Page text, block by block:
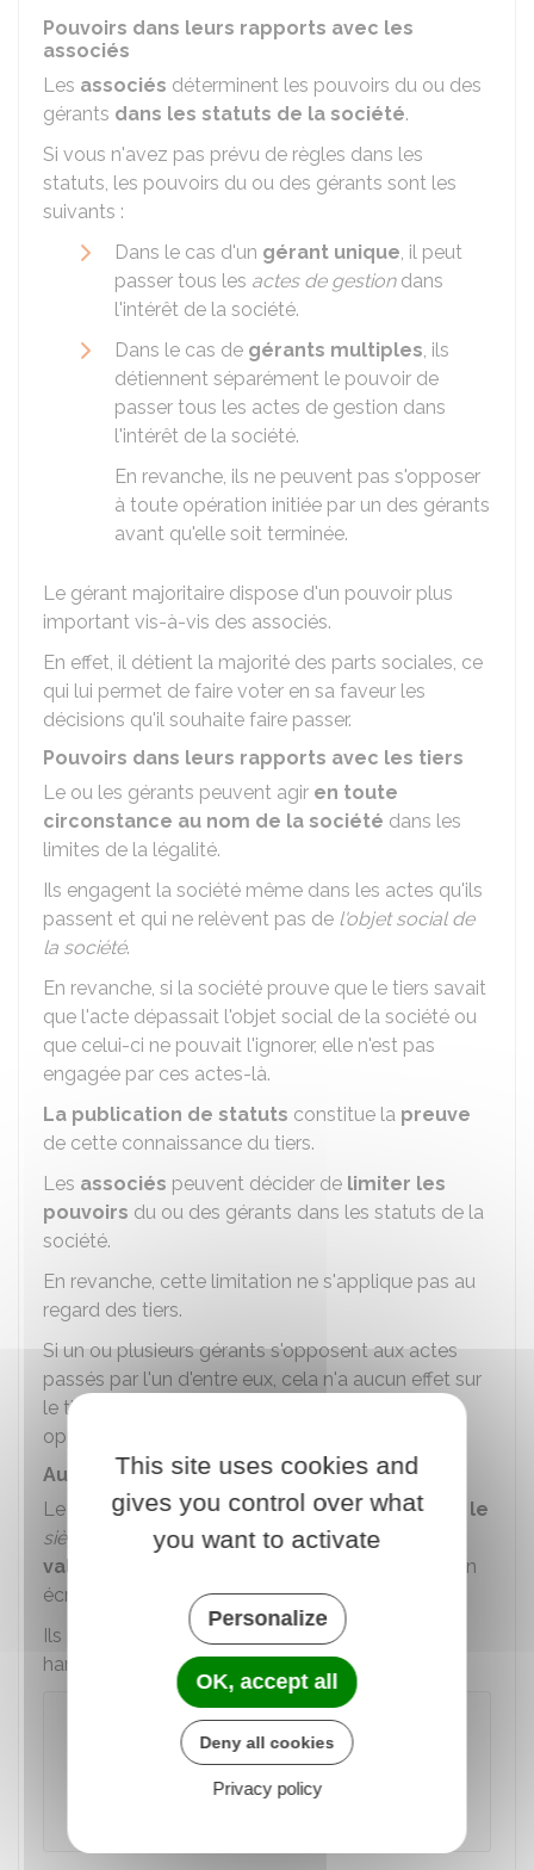
Pouvoirs dans leurs rapports avec les
associés
Les associés déterminent les pouvoirs du ou des
gérants dans les statuts de la société.
Si vous n'avez pas prévu de règles dans les
statuts, les pouvoirs du ou des gérants sont les
suivants :
Dans le cas d'un gérant unique, il peut
passer tous les actes de gestiondans
l'intérêt de la société.
Dans le cas de gérants multiples, ils
détiennent séparément le pouvoir de
passer tous les actes de gestion dans
l'intérêt de la société.
En revanche, ils ne peuvent pas s'opposer
à toute opération initiée par un des gérants
avant qu'elle soit terminée.
Le gérant majoritaire dispose d'un pouvoir plus
important vis-à-vis des associés.
En effet, il détient la majorité des parts sociales, ce
qui lui permet de faire voter en sa faveur les
décisions qu'il souhaite faire passer.
Pouvoirs dans leurs rapports avec les tiers
Le ou les gérants peuvent agir en toute
circonstance au nom de la société dans les
limites de la légalité.
Ils engagent la société même dans les actes qu'ils
passent et qui ne relèvent pas de l'objet social de
la société.
En revanche, si la société prouve que le tiers savait
que l'acte dépassait l'objet social de la société ou
que celui-ci ne pouvait l'ignorer, elle n'est pas
engagée par ces actes-là.
La publication de statuts constitue la preuve
de cette connaissance du tiers.
Les associés peuvent décider de limiter les
pouvoirs du ou des gérants dans les statuts de la
société.
En revanche, cette limitation ne s'applique pas au
regard des tiers.
Si un ou plusieurs gérants s'opposent aux actes
passés par l'un d'entre eux, cela n'a aucun effet sur
le tiers sauf s'il avait connaissance de cette
opposition.
Autres pouvoirs
Le ou les gérants peuvent décider dedéplacer le
siège social
de l'entreprise en Franceavec la
validation des associés
lors d'une consultation
écrite ou une assemblée à la majorité.
Ils peuvent aussimodifier les statuts
harmoniser avec la loi.
Exemple
Un gérant ne peut pas décider de vendre des
livres alors que l'activité de la société est de
This site uses cookies and
gives you control over what
you want to activate
Personalize
OK, accept all
Deny all cookies
Privacy policy